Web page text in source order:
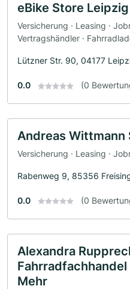
eBike Store
Versicherung · Leasing ·
Vertragshändler ·
Lützner Str. 90, 04177
0.0 (0
Andreas
Versicherung · Leasing ·
Rabenweg 9, 85356
0.0 (0
Alexandra
Fahrradfachhandel
Mehr